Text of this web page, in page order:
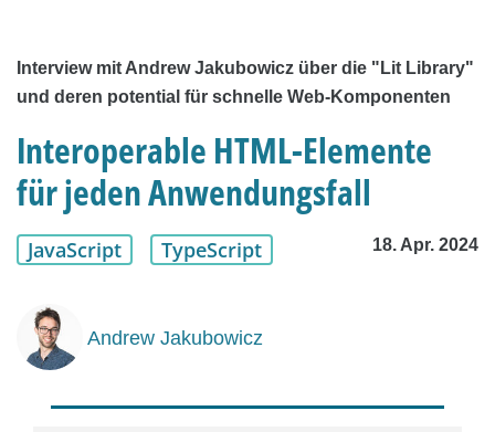
Interview mit Andrew Jakubowicz über die "Lit Library"
und deren potential für schnelle Web-Komponenten
Interoperable HTML-Elemente
für jeden Anwendungsfall
JavaScript TypeScript 18. Apr. 2024
Andrew Jakubowicz